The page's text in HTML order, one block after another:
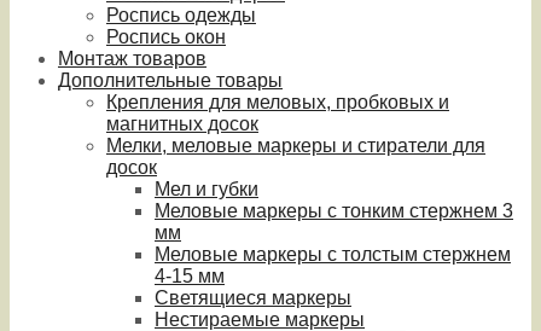
Роспись одежды
Роспись окон
Монтаж товаров
Дополнительные товары
Крепления для меловых, пробковых и
магнитных досок
Мелки, меловые маркеры и стиратели для
досок
Мел и губки
Меловые маркеры с тонким стержнем 3
мм
Меловые маркеры с толстым стержнем
4-15 мм
Светящиеся маркеры
Нестираемые маркеры